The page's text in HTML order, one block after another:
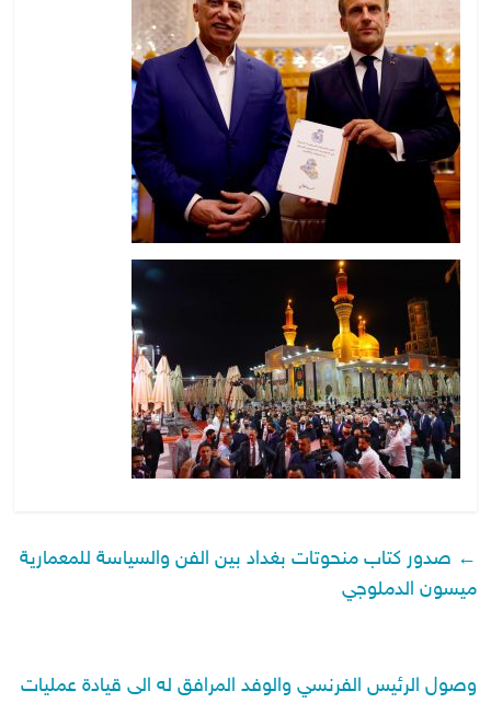
← صدور كتاب منحوتات بغداد بين الفن والسياسة للمعمارية
ميسون الدملوجي
وصول الرئيس الفرنسي والوفد المرافق له الى قيادة عمليات